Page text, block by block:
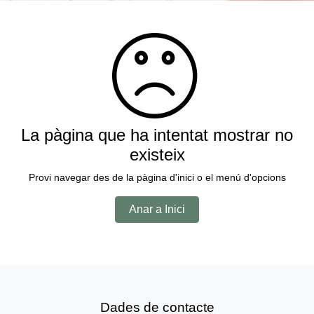
La pàgina que ha intentat mostrar no
existeix
Provi navegar des de la pàgina d'inici o el menú d'opcions
Anar a Inici
Dades de contacte